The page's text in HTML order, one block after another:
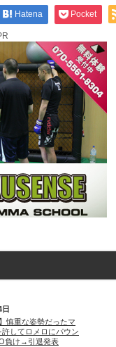
Hatena Pocket
慎重な姿勢だったマ
許してロメロにパウン
負け→引退発表